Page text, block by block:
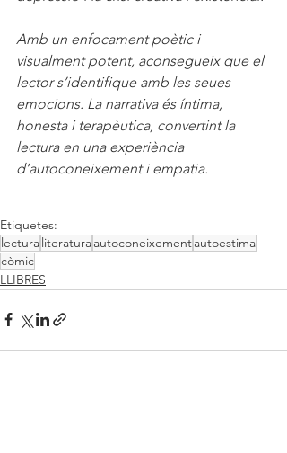
Amb un enfocament poètic i
visualment potent, aconsegueix que el
lector s’identifique amb les seues
emocions. La narrativa és íntima,
honesta i terapèutica, convertint la
lectura en una experiència
d’autoconeixement i empatia.
Etiquetes:
lecturaliteraturaautoconeixementautoestima
còmic
LLIBRES